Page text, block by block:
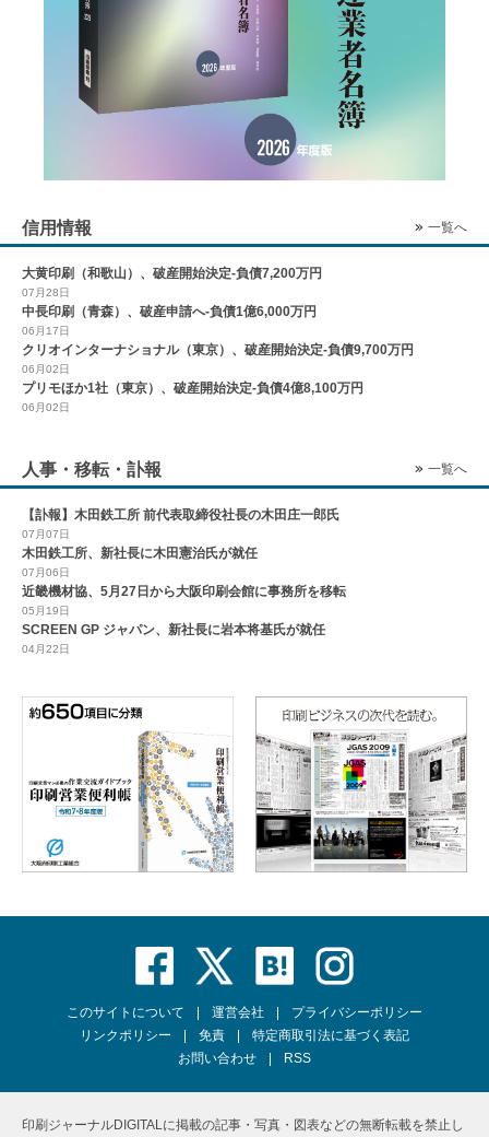
信用情報 一覧へ
大黄印刷（和歌山）、破産開始決定-負債7,200万円
07月28日
中長印刷（青森）、破産申請へ-負債1億6,000万円
06月17日
クリオインターナショナル（東京）、破産開始決定-負債9,700万円
06月02日
プリモほか1社（東京）、破産開始決定-負債4億8,100万円
06月02日
人事・移転・訃報 一覧へ
【訃報】木田鉄工所 前代表取締役社長の木田庄一郎氏
07月07日
木田鉄工所、新社長に木田憲治氏が就任
07月06日
近畿機材協、5月27日から大阪印刷会館に事務所を移転
05月19日
SCREEN GP ジャパン、新社長に岩本将基氏が就任
04月22日
このサイトについて 運営会社
プライバシーポリシー
リンクポリシー
免責
特定商取引法に基づく表記
お問い合わせ
RSS
印刷ジャーナルDIGITALに掲載の記事・写真・図表などの無断転載を禁止し